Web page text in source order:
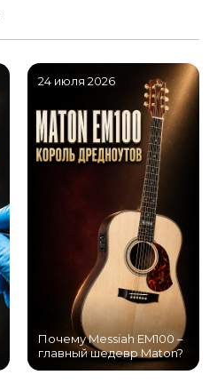
24 июля 2026
Почему Messiah EM100 –
главный шедевр Maton?